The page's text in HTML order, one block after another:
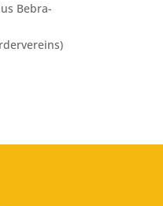
Bebra-